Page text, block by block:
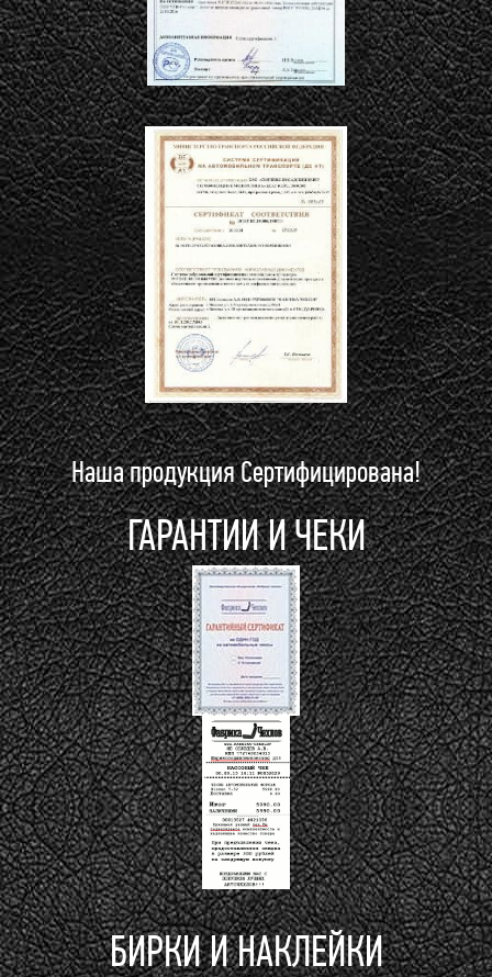
Наша продукция Сертифицирована!
ГАРАНТИИ И ЧЕКИ
БИРКИ И НАКЛЕЙКИ